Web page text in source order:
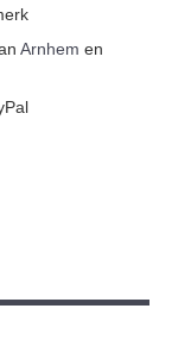
Arnhem en